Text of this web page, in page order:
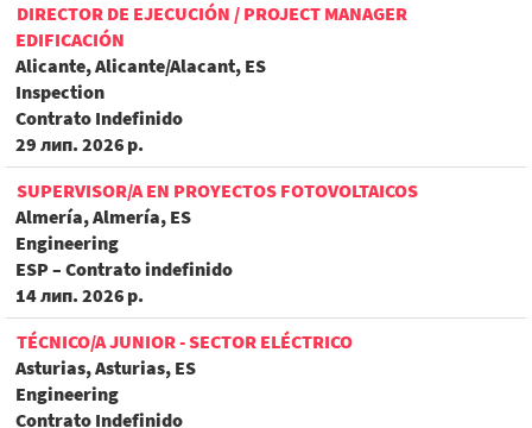
DIRECTOR DE EJECUCIÓN / PROJECT MANAGER
EDIFICACIÓN
Alicante, Alicante/Alacant, ES
Inspection
Contrato Indefinido
29 лип. 2026 р.
SUPERVISOR/A EN PROYECTOS FOTOVOLTAICOS
Almería, Almería, ES
Engineering
ESP – Contrato indefinido
14 лип. 2026 р.
TÉCNICO/A JUNIOR - SECTOR ELÉCTRICO
Asturias, Asturias, ES
Engineering
Contrato Indefinido